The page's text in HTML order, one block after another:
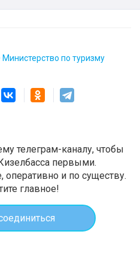
по туризму
телеграм-каналу, чтобы
первыми.
оперативно и по существу.
главное!